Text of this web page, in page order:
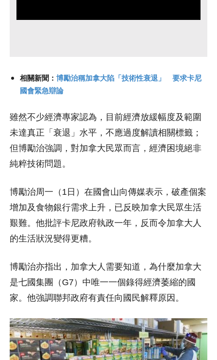
相關新聞： 博勵治稱加拿大陷「技術性衰退」 要求卡尼
國會緊急辯論
雖然不少經濟專家認為，目前經濟放緩幅度及範圍
未達真正「衰退」水平，不應過度解讀相關標籤；
但博勵治強調，對加拿大民眾而言，經濟困境絕非
純粹技術問題。
博勵治周一（1日）在國會山向傳媒表示，破產個案
增加及食物銀行需求上升，已反映加拿大民眾生活
艱難。他批評卡尼政府執政一年，反而令加拿大人
的生活狀況變得更糟。
博勵治亦指出，加拿大人需要知道，為什麼加拿大
是七國集團（G7）中唯一一個錄得經濟萎縮的國
家。他強調聯邦政府有責任向國民解釋原因。